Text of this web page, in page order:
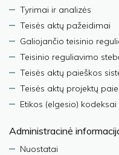
Tyrimai ir analizės
Teisės aktų pažeidimai
Galiojančio teisinio
Teisinio reguliavimo
Teisės aktų paieškos
Teisės aktų projektų
Etikos (elgesio) kodeksai
Administracinė
Nuostatai